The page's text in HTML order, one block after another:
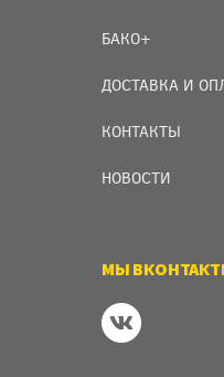
БАКО+
ДОСТАВКА И
КОНТАКТЫ
НОВОСТИ
МЫ